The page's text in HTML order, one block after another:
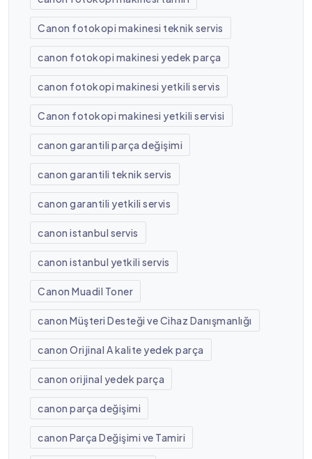
Canon fotokopi makinesi teknik servis
canon fotokopi makinesi yedek parça
canon fotokopi makinesi yetkili servis
Canon fotokopi makinesi yetkili servisi
canon garantili parça değişimi
canon garantili teknik servis
canon garantili yetkili servis
canon istanbul servis
canon istanbul yetkili servis
Canon Muadil Toner
canon Müşteri Desteği ve Cihaz Danışmanlığı
canon Orijinal A kalite yedek parça
canon orijinal yedek parça
canon parça değişimi
canon Parça Değişimi ve Tamiri